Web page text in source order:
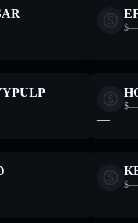
$—
—
$—
—
$—
—